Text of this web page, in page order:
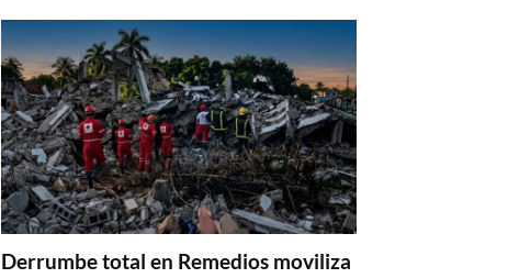
Derrumbe total en Remedios moviliza